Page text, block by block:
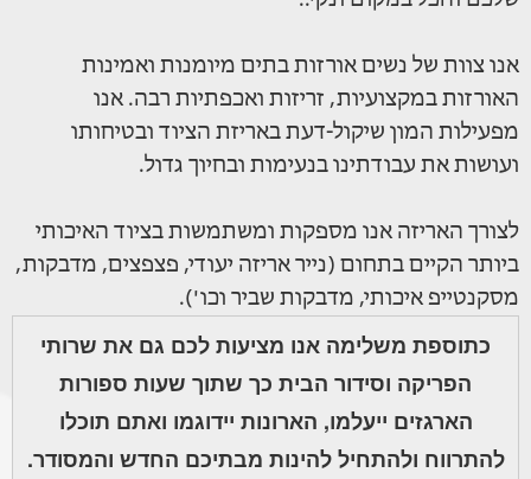
אנו צוות של נשים אורזות בתים מיומנות ואמינות
האורזות במקצועיות, זריזות ואכפתיות רבה. אנו
מפעילות המון שיקול-דעת באריזת הציוד ובטיחותו
ועושות את עבודתינו בנעימות ובחיוך גדול.
לצורך האריזה אנו מספקות ומשתמשות בציוד האיכותי
ביותר הקיים בתחום (נייר אריזה יעודי, פצפצים, מדבקות,
מסקנטייפ איכותי, מדבקות שביר וכו').
כתוספת משלימה אנו מציעות לכם גם את שרותי
הפריקה וסידור הבית כך שתוך שעות ספורות
הארגזים ייעלמו, הארונות יידוגמו ואתם תוכלו
להתרווח ולהתחיל להינות מבתיכם החדש והמסודר.